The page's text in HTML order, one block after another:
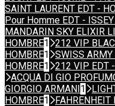
SAINT LAURENT EDT -
Pour Homme EDT -
MANDARIN SKY ELIXIR
HOMBRE1
212 VIP
HOMBRE1
SWISS
HOMBRE1 212 VIP EDT
ACQUA DI GIO
GIORGIO ARMANI 1
HOMBRE1